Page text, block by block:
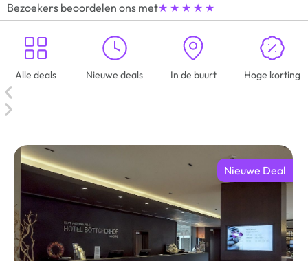
Bezoekers beoordelen ons met★ ★ ★ ★ ★
Alle deals Nieuwe deals In de buurt Hoge korting
Nieuwe Deal